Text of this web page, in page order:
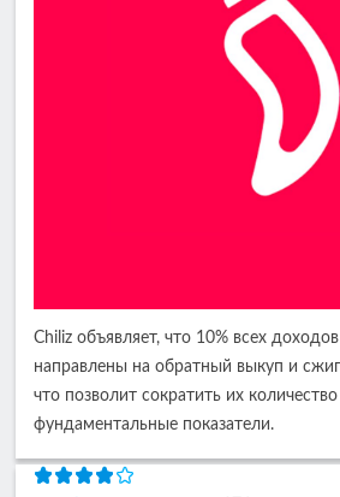
Chiliz объявляет, что 10% всех
направлены на обратный выкуп и
что позволит сократить их
фундаментальные показатели.